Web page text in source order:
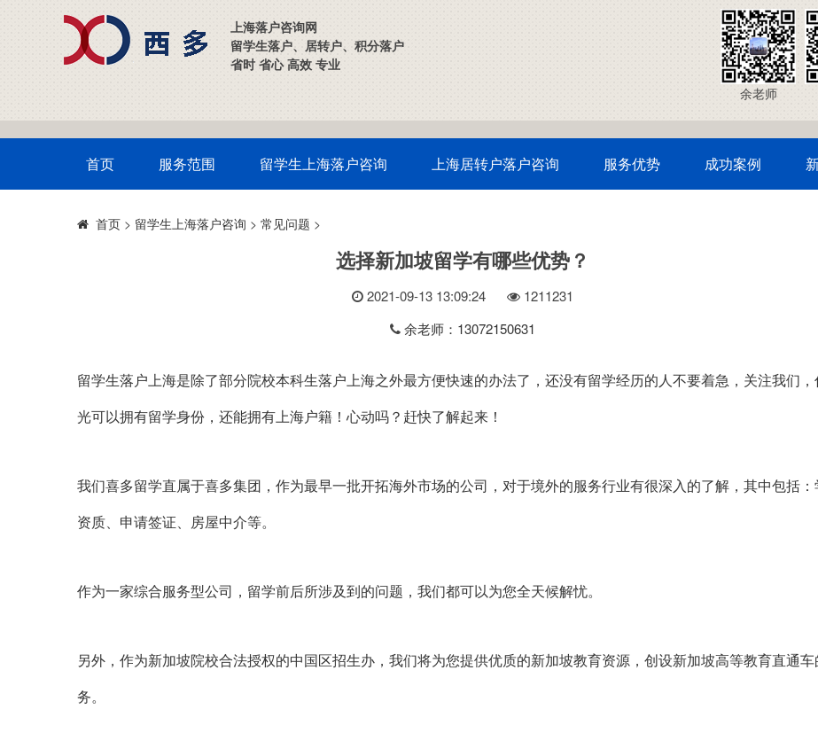
上海落户咨询网
留学生落户、居转户、积分落户
省时 省心 高效 专业
余老师
首页 服务范围 留学生上海落户咨询 上海居转户落户咨询 服务优势 成功案例
首页 > 留学生上海落户咨询 > 常见问题 >
选择新加坡留学有哪些优势？
2021-09-13 13:09:24 1211231
余老师：13072150631
留学生落户上海是除了部分院校本科生落户上海之外最方便快速的办法了，还没有留学经历的人不要着急，关注我们，
光可以拥有留学身份，还能拥有上海户籍！心动吗？赶快了解起来！
我们喜多留学直属于喜多集团，作为最早一批开拓海外市场的公司，对于境外的服务行业有很深入的了解，其中包括：
资质、申请签证、房屋中介等。
作为一家综合服务型公司，留学前后所涉及到的问题，我们都可以为您全天候解忧。
另外，作为新加坡院校合法授权的中国区招生办，我们将为您提供优质的新加坡教育资源，创设新加坡高等教育直通车
务。